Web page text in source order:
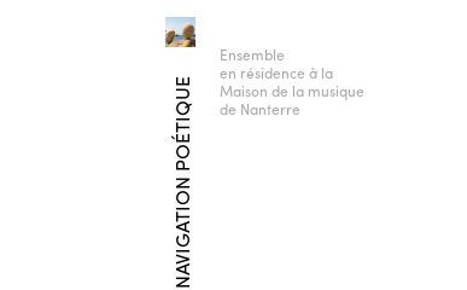
NAVIGATION POÉTIQUE
Ensemble
en résidence à la
Maison de la musique
de Nanterre